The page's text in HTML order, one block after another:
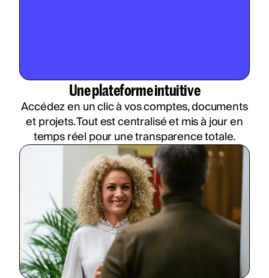
Une plateforme intuitive
Accédez en un clic à vos comptes, documents
et projets. Tout est centralisé et mis à jour en
temps réel pour une transparence totale.